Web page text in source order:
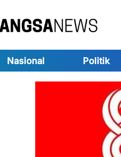
Nasional Politik